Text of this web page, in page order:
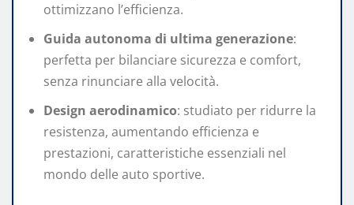
ottimizzano l’efficienza.
Guida autonoma di ultima generazione:
perfetta per bilanciare sicurezza e comfort,
senza rinunciare alla velocità.
Design aerodinamico: studiato per ridurre la
resistenza, aumentando efficienza e
prestazioni, caratteristiche essenziali nel
mondo delle auto sportive.